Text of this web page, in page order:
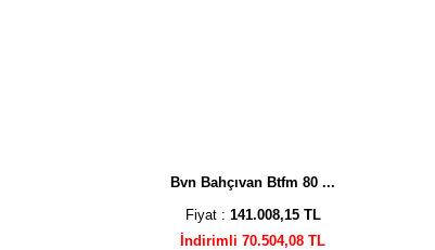
Bvn Bahçıvan Btfm 80 ...
Fiyat : 141.008,15 TL
İndirimli 70.504,08 TL